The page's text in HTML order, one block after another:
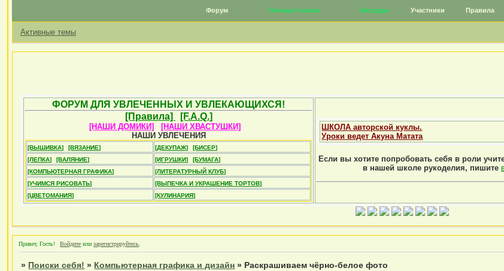
Форум Личные топики Награды Участники Правила
Активные темы
ФОРУМ ДЛЯ УВЛЕЧЕННЫХ И УВЛЕКАЮЩИХСЯ!
[Правила]
[F.A.Q.]
[НАШИ ДОМИКИ]
[НАШИ ХВАСТУШКИ]
НАШИ УВЛЕЧЕНИЯ
[ВЫШИВКА] [ВЯЗАНИЕ] [ДЕКУПАЖ]
[БИСЕР]
[ЛЕПКА]
[ВАЛЯНИЕ] [ИГРУШКИ]
[БУМАГА]
[КОМПЬЮТЕРНАЯ ГРАФИКА]
[ЛИТЕРАТУРНЫЙ КЛУБ]
[УЧИМСЯ РИСОВАТЬ]
[ВЫПЕЧКА И УКРАШЕНИЕ ТОРТОВ]
[ЦВЕТОМАНИЯ]
[КУЛИНАРИЯ]
ШКОЛА авторской куклы.
Уроки ведет Акуна Матата
Если вы хотите попробовать себя в роли
в нашей школе рукоделия, пишите
Привет, Гость! Войдите илизарегистрируйтесь
» Поиски себя! » Компьютерная графика и дизайн » Раскрашиваем чёрно-белое фото